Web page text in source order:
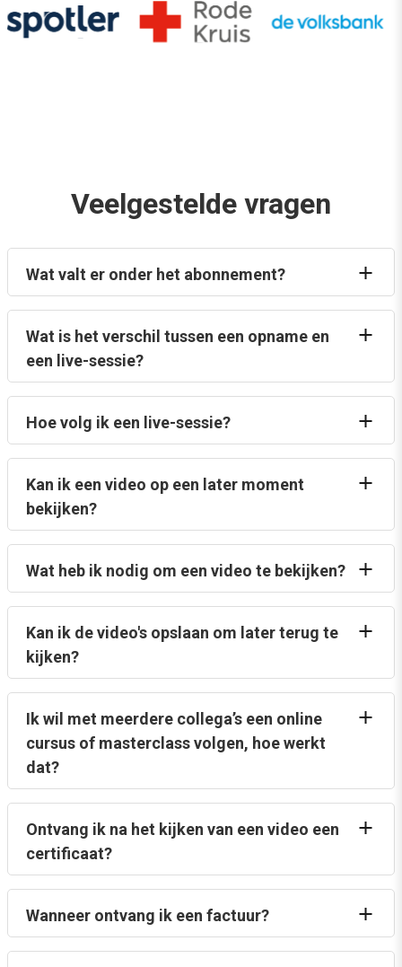
Veelgestelde vragen
Wat valt er onder het abonnement?
Wat is het verschil tussen een opname en
een live-sessie?
Hoe volg ik een live-sessie?
Kan ik een video op een later moment
bekijken?
Wat heb ik nodig om een video te bekijken?
Kan ik de video's opslaan om later terug te
kijken?
Ik wil met meerdere collega’s een online
cursus of masterclass volgen, hoe werkt
dat?
Ontvang ik na het kijken van een video een
certificaat?
Wanneer ontvang ik een factuur?